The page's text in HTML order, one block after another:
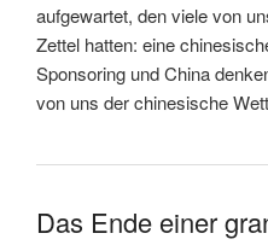
aufgewartet, den viele von
Zettel hatten: eine
Sponsoring und China
von uns der chinesische
Das Ende einer